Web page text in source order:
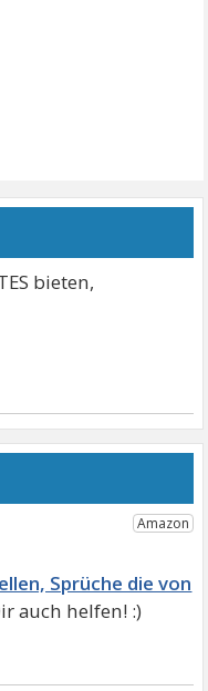
bieten,
Sprüche die von